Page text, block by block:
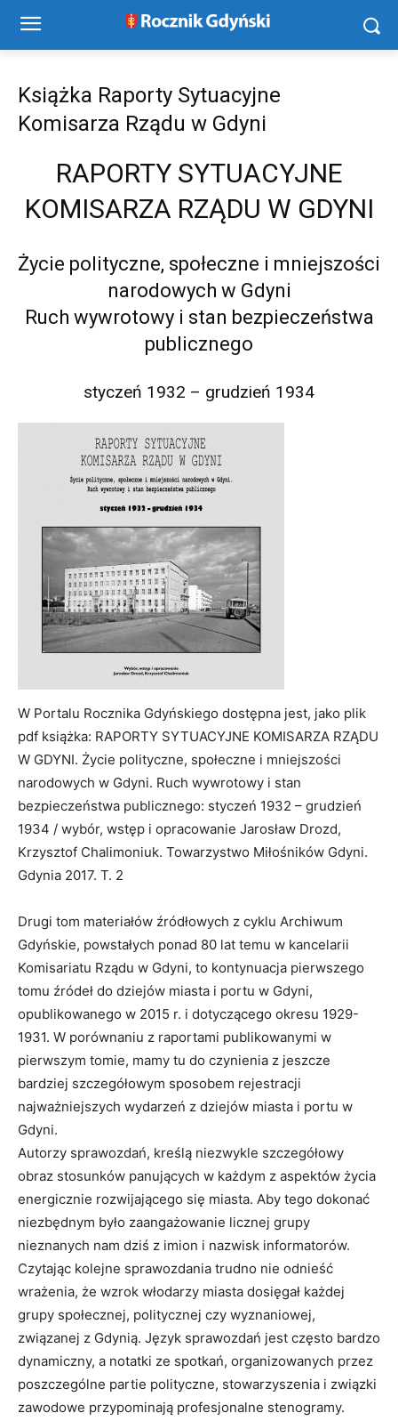
Książka Raporty Sytuacyjne
Komisarza Rządu w Gdyni
RAPORTY SYTUACYJNE
KOMISARZA RZĄDU W GDYNI
Życie polityczne, społeczne i mniejszości
narodowych w Gdyni
Ruch wywrotowy i stan bezpieczeństwa
publicznego
styczeń 1932 – grudzień 1934
W Portalu Rocznika Gdyńskiego dostępna jest, jako plik
pdf książka: RAPORTY SYTUACYJNE KOMISARZA RZĄDU
W GDYNI. Życie polityczne, społeczne i mniejszości
narodowych w Gdyni. Ruch wywrotowy i stan
bezpieczeństwa publicznego: styczeń 1932 – grudzień
1934 / wybór, wstęp i opracowanie Jarosław Drozd,
Krzysztof Chalimoniuk. Towarzystwo Miłośników Gdyni.
Gdynia 2017. T. 2
Drugi tom materiałów źródłowych z cyklu Archiwum
Gdyńskie, powstałych ponad 80 lat temu w kancelarii
Komisariatu Rządu w Gdyni, to kontynuacja pierwszego
tomu źródeł do dziejów miasta i portu w Gdyni,
opublikowanego w 2015 r. i dotyczącego okresu 1929-
1931. W porównaniu z raportami publikowanymi w
pierwszym tomie, mamy tu do czynienia z jeszcze
bardziej szczegółowym sposobem rejestracji
najważniejszych wydarzeń z dziejów miasta i portu w
Gdyni.
Autorzy sprawozdań, kreślą niezwykle szczegółowy
obraz stosunków panujących w każdym z aspektów życia
energicznie rozwijającego się miasta. Aby tego dokonać
niezbędnym było zaangażowanie licznej grupy
nieznanych nam dziś z imion i nazwisk informatorów.
Czytając kolejne sprawozdania trudno nie odnieść
wrażenia, że wzrok włodarzy miasta dosięgał każdej
grupy społecznej, politycznej czy wyznaniowej,
związanej z Gdynią. Język sprawozdań jest często bardzo
dynamiczny, a notatki ze spotkań, organizowanych przez
poszczególne partie polityczne, stowarzyszenia i związki
zawodowe przypominają profesjonalne stenogramy.